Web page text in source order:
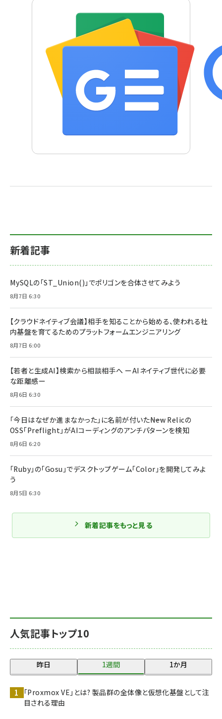
人気記事トップ10
昨日 1週間 1か月
「Proxmox VE」とは? 製品群の全体像と仮想化基盤として注
目される理由
新着記事
MySQLの「ST_Union()」でポリゴンを合体させてみよう
8月7日 6:30
【クラウドネイティブ会議】相手を知ることから始める、使われる社
内基盤を育てるためのプラットフォームエンジニアリング
8月7日 6:00
【若者と生成AI】検索から相談相手へ ーAIネイティブ世代に必要
な距離感ー
8月6日 6:30
「今日はなぜか進まなかった」に名前が付いた――New Relicの
OSS「Preflight」がAIコーディングのアンチパターンを検知
8月6日 6:20
「Ruby」の「Gosu」でデスクトップゲーム「Color」を開発してみよ
う
8月5日 6:30
新着記事をもっと見る